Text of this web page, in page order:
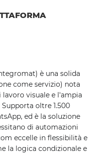
è una solida
come servizio) nota
visuale e l'ampia
oltre 1.500
ed è la soluzione
di automazioni
eccelle in flessibilità e
la logica condizionale e